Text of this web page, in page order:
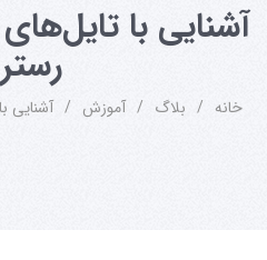
آشنایی با
خانه / بلاگ / آموزش / آشنایی